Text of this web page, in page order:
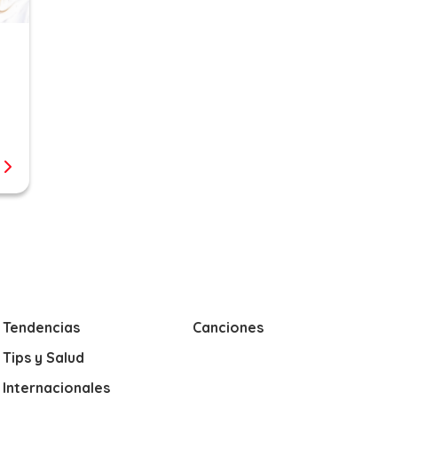
Tendencias
Tips y Salud
Internacionales
Canciones